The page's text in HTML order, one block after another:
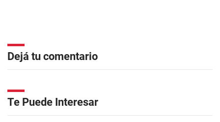
Dejá tu comentario
Te Puede Interesar